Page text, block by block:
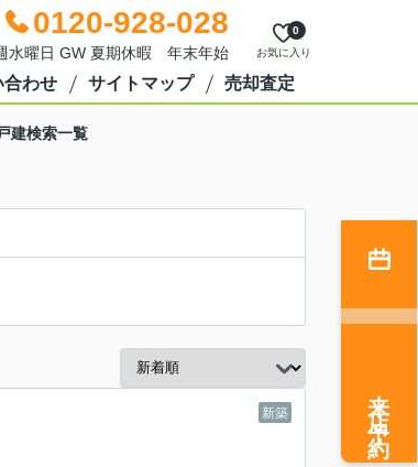
0120-928-028
水曜日 GW 夏期休暇 年末年始 お気に入り
0
合わせ サイトマップ 売却査定
建検索一覧
新築 来店予約